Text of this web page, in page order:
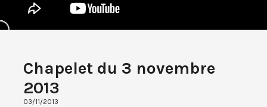
Chapelet du 3 novembre
2013
03/11/2013